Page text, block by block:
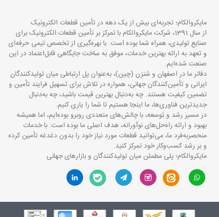
مایکروالکام؛ تجربه‌ای بیش از یک دهه در تأمین قطعات الکترونیک
از سال 1391، شرکت مایکروالکام با تمرکز بر تأمین قطعات الکترونیک برای
صنایع تولیدی، همراه شما بوده است. با بهره‌گیری از تخصص تیمی حرفه‌ای
و تعهد به ارائه بهترین خدمات، موفق به ساخت جایگاهی قابل‌اعتماد در این
صنعت شده‌ایم.
دفاتر ما در اصفهان و شنزن (چین)، به‌عنوان پل ارتباطی میان تولیدکنندگان
ایرانی و تأمین‌کنندگان جهانی، همواره در تلاش برای تسهیل فرایند تأمین و
تضمین کیفیت هستند. چه به‌دنبال بهترین قیمت باشید، چه به‌دنبال
جدیدترین فناوری‌ها، ما اینجا هستیم تا شما را یاری کنیم.
در مسیر رشد و توسعه، با چالش‌های متعددی روبرو بوده‌ایم، اما همیشه
بهبود و ارائه راه‌حل‌های نوآورانه، هدف اصلی ما بوده است. با خدمات
منحصربه‌فرد ما، می‌توانید قطعات مورد نیاز خود را بدون دغدغه تأمین کرده
و بر رشد کسب‌وکار خود تمرکز کنید.
مایکروالکام؛ پلی مطمئن میان تولیدکنندگان و بازارهای جهانی